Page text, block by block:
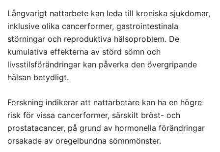
Långvarigt nattarbete kan leda till kroniska sjukdomar,
inklusive olika cancerformer, gastrointestinala
störningar och reproduktiva hälsoproblem. De
kumulativa effekterna av störd sömn och
livsstilsförändringar kan påverka den övergripande
hälsan betydligt.
Forskning indikerar att nattarbetare kan ha en högre
risk för vissa cancerformer, särskilt bröst- och
prostatacancer, på grund av hormonella förändringar
orsakade av oregelbundna sömnmönster.